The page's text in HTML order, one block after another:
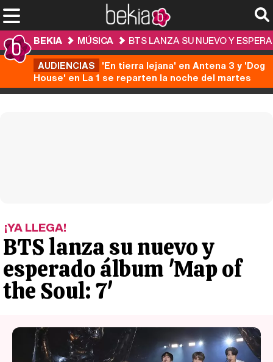
BEKIA MÚSICA
BTS LANZA SU NUEVO Y
AUDIENCIAS 'En tierra lejana' en Antena 3 y 'Dog
House' en La 1 se reparten la noche del martes
¡YA LLEGA!
BTS lanza su nuevo y
esperado álbum 'Map of
the Soul: 7'